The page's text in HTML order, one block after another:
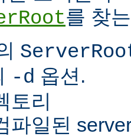
를 찾
-d 옵션.
토리
파일된